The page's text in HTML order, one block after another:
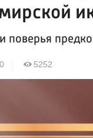
поверья
5252